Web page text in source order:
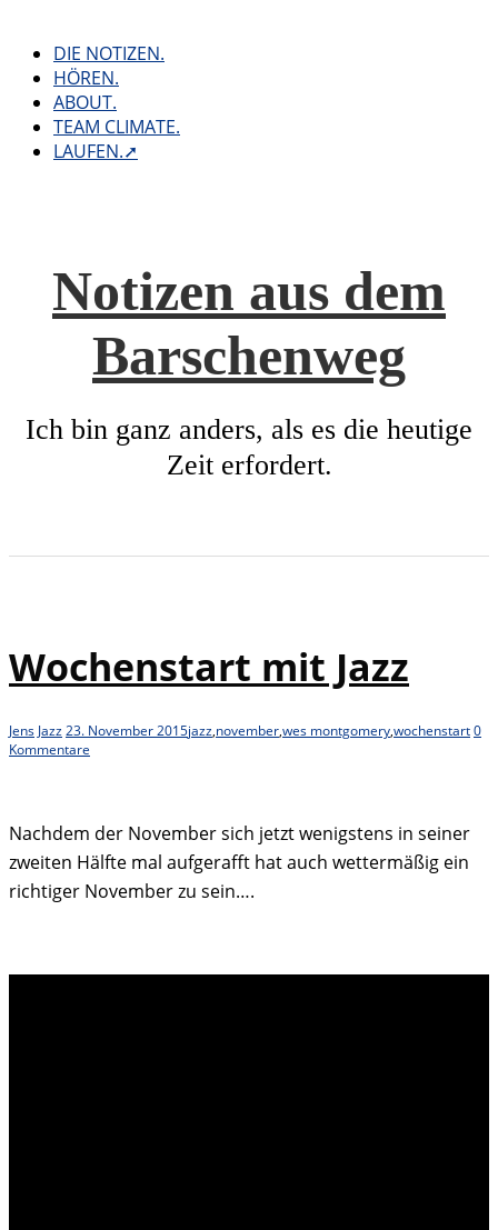
contentDIE NOTIZEN.
HÖREN.
ABOUT.
TEAM CLIMATE.
LAUFEN.➚
Notizen aus dem
Barschenweg
Ich bin ganz anders, als es die heutige
Zeit erfordert.
Wochenstart mit Jazz
JensJazz23. November 2015jazz,november,wes montgomery,wochenstart0
Kommentare
Nachdem der November sich jetzt wenigstens in seiner
zweiten Hälfte mal aufgerafft hat auch wettermäßig ein
richtiger November zu sein….